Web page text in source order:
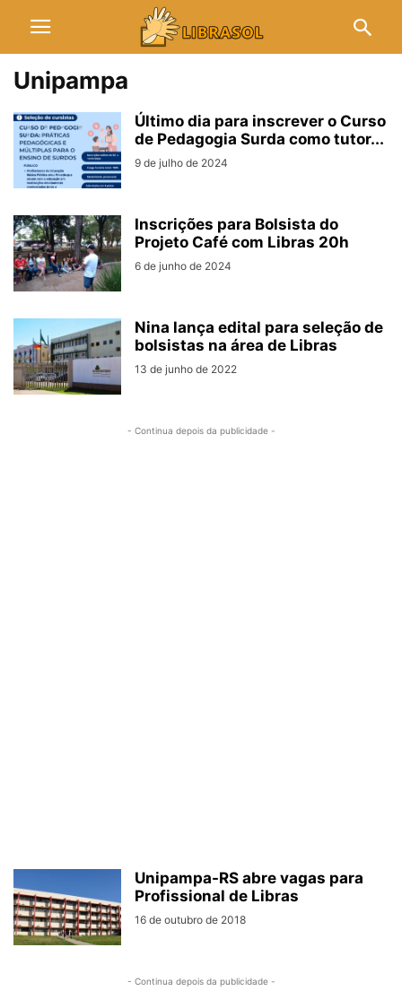
Unipampa
Último dia para inscrever o Curso
de Pedagogia Surda como tutor...
9 de julho de 2024
Inscrições para Bolsista do
Projeto Café com Libras 20h
6 de junho de 2024
Nina lança edital para seleção de
bolsistas na área de Libras
13 de junho de 2022
- Continua depois da publicidade -
Unipampa-RS abre vagas para
Profissional de Libras
16 de outubro de 2018
- Continua depois da publicidade -